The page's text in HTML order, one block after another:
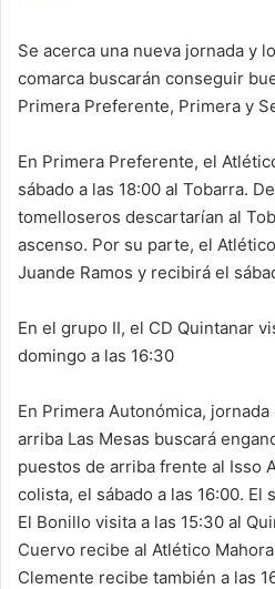
Se acerca una nueva jornada y
comarca buscarán conseguir
Primera Preferente, Primera y
En Primera Preferente, el
sábado a las 18:00 al Tobarra.
tomelloseros descartarían al
ascenso. Por su parte, el
Juande Ramos y recibirá el
En el grupo II, el CD Quintanar
domingo a las 16:30
En Primera Autonómica,
arriba Las Mesas buscará
puestos de arriba frente al Isso
colista, el sábado a las 16:00. El
El Bonillo visita a las 15:30 al
Cuervo recibe al Atlético
Clemente recibe también a las